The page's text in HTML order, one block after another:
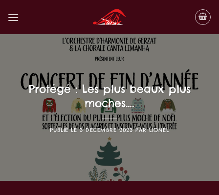
au
Protégé : Les plus beaux plus
moches….
PUBLIÉ LE3 DÉCEMBRE 2023 PARLIONEL